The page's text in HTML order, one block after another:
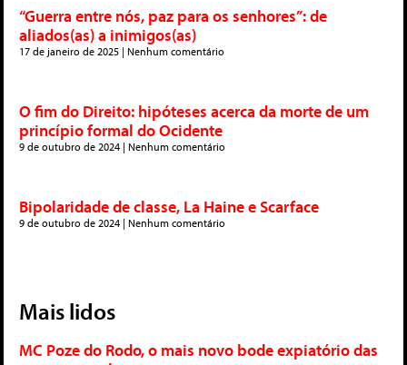
“Guerra entre nós, paz para os senhores”: de
aliados(as) a inimigos(as)
17 de janeiro de 2025 Nenhum comentário
O fim do Direito: hipóteses acerca da morte de um
princípio formal do Ocidente
9 de outubro de 2024 Nenhum comentário
Bipolaridade de classe, La Haine e Scarface
9 de outubro de 2024 Nenhum comentário
Mais lidos
MC Poze do Rodo, o mais novo bode expiatório das